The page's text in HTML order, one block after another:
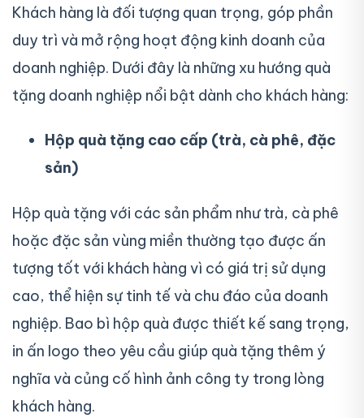
Khách hàng là đối tượng quan trọng, góp phần
duy trì và mở rộng hoạt động kinh doanh của
doanh nghiệp. Dưới đây là những xu hướng quà
tặng doanh nghiệp nổi bật dành cho khách hàng:
Hộp quà tặng cao cấp (trà, cà phê, đặc
sản)
Hộp quà tặng với các sản phẩm như trà, cà phê
hoặc đặc sản vùng miền thường tạo được ấn
tượng tốt với khách hàng vì có giá trị sử dụng
cao, thể hiện sự tinh tế và chu đáo của doanh
nghiệp. Bao bì hộp quà được thiết kế sang trọng,
in ấn logo theo yêu cầu giúp quà tặng thêm ý
nghĩa và củng cố hình ảnh công ty trong lòng
khách hàng.